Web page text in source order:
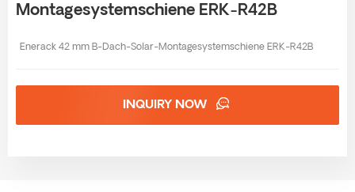
Montagesystemschiene ERK-R42B
Enerack 42 mm B-Dach-Solar-Montagesystemschiene ERK-R42B
INQUIRY NOW